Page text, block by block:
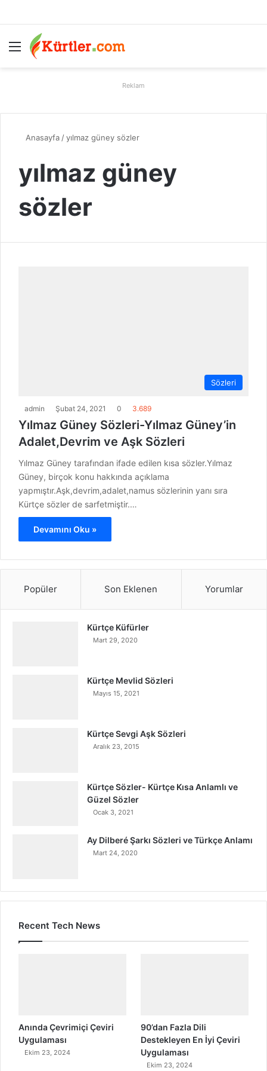
Menü
Reklam
Anasayfa /yılmaz güney sözler
yılmaz güney
sözler
Sözleri
admin Şubat 24, 2021 0 3.689
Yılmaz Güney Sözleri-Yılmaz Güney’in
Adalet,Devrim ve Aşk Sözleri
Yılmaz Güney tarafından ifade edilen kısa sözler.Yılmaz
Güney, birçok konu hakkında açıklama
yapmıştır.Aşk,devrim,adalet,namus sözlerinin yanı sıra
Kürtçe sözler de sarfetmiştir.…
Devamını Oku »
Popüler Son Eklenen Yorumlar
Kürtçe Küfürler
Mart 29, 2020
Kürtçe Mevlid Sözleri
Mayıs 15, 2021
Kürtçe Sevgi Aşk Sözleri
Aralık 23, 2015
Kürtçe Sözler- Kürtçe Kısa Anlamlı ve
Güzel Sözler
Ocak 3, 2021
Ay Dilberé Şarkı Sözleri ve Türkçe Anlamı
Mart 24, 2020
Recent Tech News
Anında Çevrimiçi Çeviri
Uygulaması
Ekim 23, 2024
90’dan Fazla Dili
Destekleyen En İyi Çeviri
Uygulaması
Ekim 23, 2024